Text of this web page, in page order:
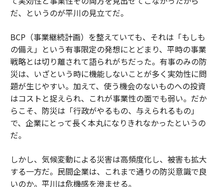
だ、というのが平川の見立てだ。
BCP（事業継続計画）を整えていても、それは「もしも
の備え」という有事限定の発想にとどまり、平時の事業
戦略とは切り離されて語られがちだった。有事のみの防
災は、いざという時に機能しないことが多く実効性に問
題が生じやすい。加えて、使う機会のないものへの投資
はコストと捉えられ、これが事業性の面でも弱い。だか
らこそ、防災は「行政がやるもの、与えられるもの」
で、企業にとって長く本丸になりきれなかったというの
だ。
しかし、気候変動による災害は高頻度化し、被害も拡大
する一方だ。民間企業は、これまで通りの防災意識で良
いのか。平川は危機感を滲ませる。